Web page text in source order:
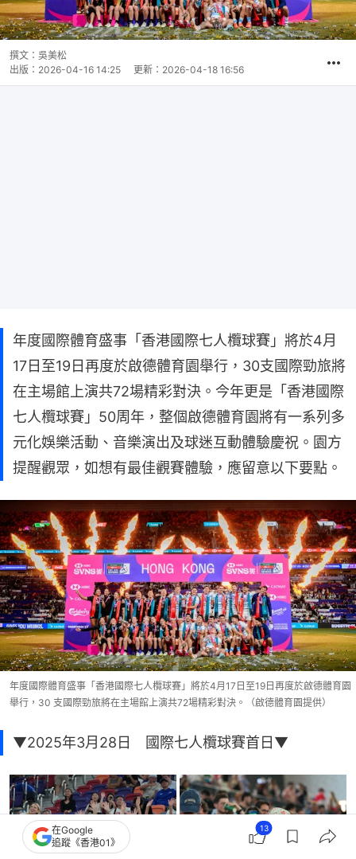
撰文： 吳美松
出版： 2026-04-16 14:25 更新： 2026-04-18 16:56
年度國際體育盛事「香港國際七人欖球賽」將於4月
17日至19日再度於啟德體育園舉行，30支國際勁旅將
在主場館上演共72場精彩對決。今年更是「香港國際
七人欖球賽」50周年，整個啟德體育園將有一系列多
元化娛樂活動、音樂演出及球迷互動體驗慶祝。園方
提醒觀眾，如想有最佳觀賽體驗，應留意以下要點。
年度國際體育盛事「香港國際七人欖球賽」將於4月17日至19日再度於啟德體育園
舉行，30 支國際勁旅將在主場館上演共72場精彩對決。（啟德體育園提供）
▼2025年3月28日 國際七人欖球賽首日▼
在Google
追蹤《香港01》
13